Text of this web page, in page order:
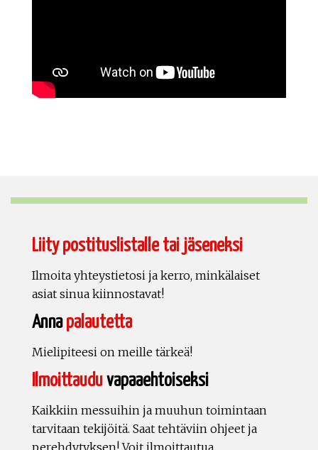
Liity postituslistalle tai jäseneksi
Ilmoita yhteystietosi ja kerro, minkälaiset
asiat sinua kiinnostavat!
Annapalautetta
Mielipiteesi on meille tärkeä!
Ilmoittauduvapaaehtoiseksi
Kaikkiin messuihin ja muuhun toimintaan
tarvitaan tekijöitä. Saat tehtäviin ohjeet ja
perehdytyksen! Voit ilmoittautua